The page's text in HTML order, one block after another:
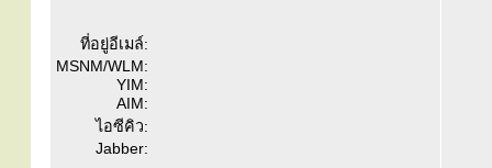
ที่อยู่อีเมล์:
MSNM/WLM:
YIM:
AIM:
ไอซีคิว:
Jabber: